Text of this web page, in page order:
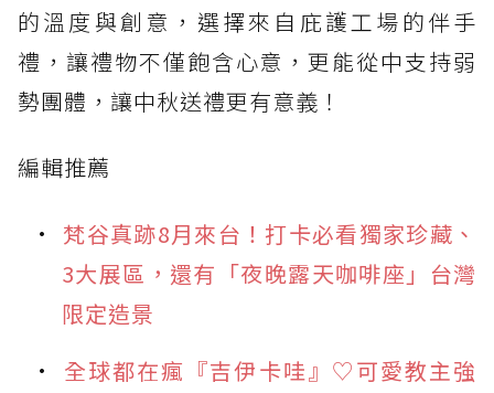
的溫度與創意，選擇來自庇護工場的伴手
禮，讓禮物不僅飽含心意，更能從中支持弱
勢團體，讓中秋送禮更有意義！
編輯推薦
梵谷真跡8月來台！打卡必看獨家珍藏、
3大展區，還有「夜晚露天咖啡座」台灣
限定造景
全球都在瘋『吉伊卡哇』♡可愛教主強